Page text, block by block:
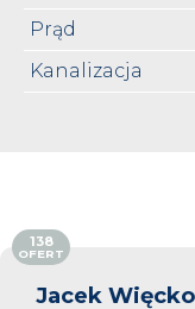
Prąd
Kanalizacja
Jacek
138
OFERT